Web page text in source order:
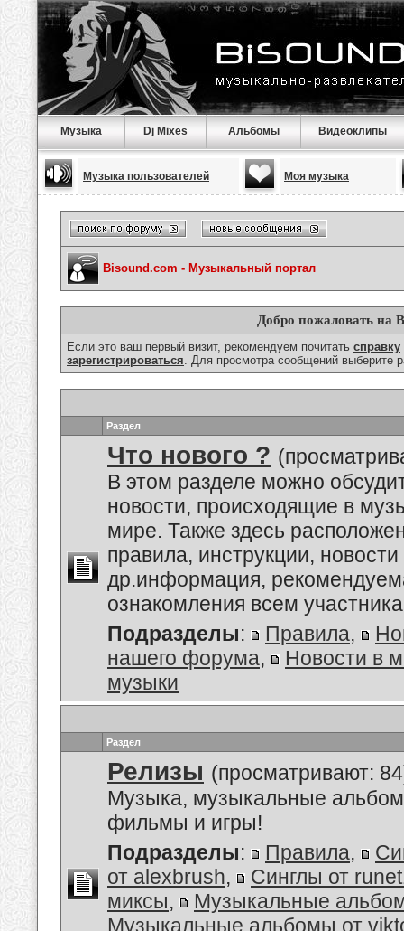
Музыка Dj Mixes Альбомы Видеоклипы
Музыка пользователей Моя музыка
Bisound.com - Музыкальный портал
Добро пожаловать на
Если это ваш первый визит, рекомендуем почитать справку
зарегистрироваться. Для просмотра сообщений выберите
Раздел
Что нового ?
В этом разделе можно
новости, происходящие в
мире. Также здесь
правила, инструкции,
др.информация,
ознакомления всем
Подразделы: Правила,
нашего форума,
Новости в
музыки
Раздел
Релизы (просматривают:
Музыка, музыкальные
фильмы и игры!
Подразделы: Правила,
от alexbrush,
Синглы от
миксы,
Музыкальные
Музыкальные альбомы от